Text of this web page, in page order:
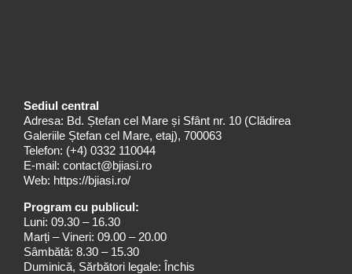
Sediul central
Adresa: Bd. Ștefan cel Mare și Sfânt nr. 10 (Clădirea
Galeriile Ștefan cel Mare, etaj), 700063
Telefon: (+4) 0332 110044
E-mail: contact@bjiasi.ro
Web: https://bjiasi.ro/
Program cu publicul:
Luni: 09.30 – 16.30
Marți – Vineri: 09.00 – 20.00
Sâmbătă: 8.30 – 15.30
Duminică, Sărbători legale: Închis